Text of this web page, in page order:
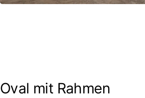
Oval mit Rahmen